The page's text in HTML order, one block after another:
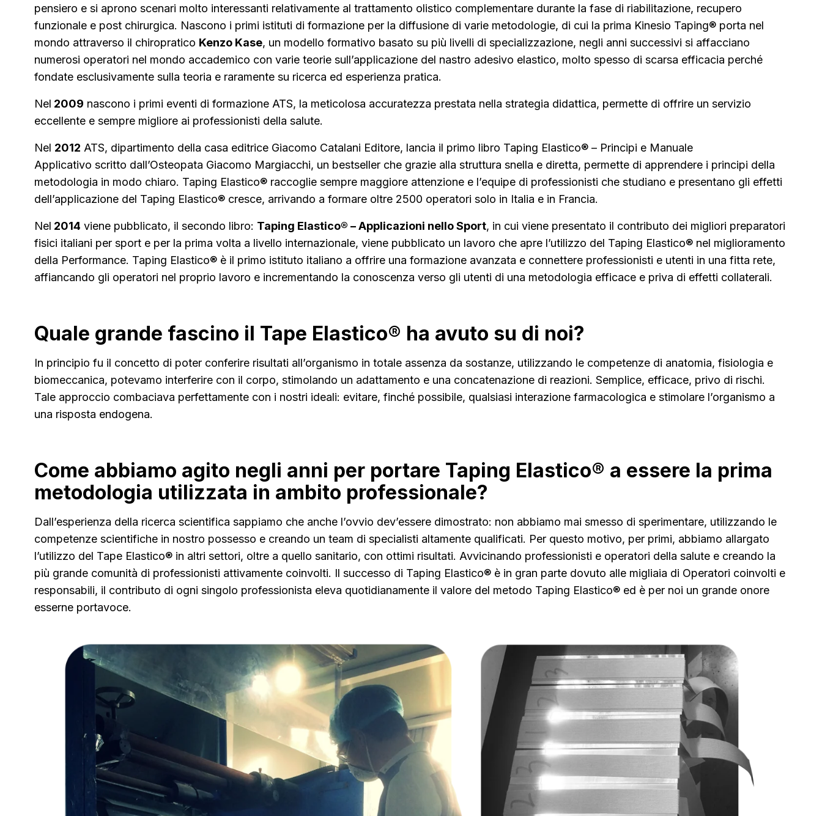
pensiero e si aprono scenari molto interessanti relativamente al trattamento olistico complementare durante la fase di riabilitazione, recupero
funzionale e post chirurgica. Nascono i primi istituti di formazione per la diffusione di varie metodologie, di cui la prima Kinesio Taping® porta nel
mondo attraverso il chiropratico Kenzo Kase, un modello formativo basato su più livelli di specializzazione, negli anni successivi si affacciano
numerosi operatori nel mondo accademico con varie teorie sull’applicazione del nastro adesivo elastico, molto spesso di scarsa efficacia perché
fondate esclusivamente sulla teoria e raramente su ricerca ed esperienza pratica.
Nel 2009 nascono i primi eventi di formazione ATS, la meticolosa accuratezza prestata nella strategia didattica, permette di offrire un servizio
eccellente e sempre migliore ai professionisti della salute.
Nel 2012 ATS, dipartimento della casa editrice Giacomo Catalani Editore, lancia il primo libro Taping Elastico® – Principi e Manuale
Applicativo scritto dall’Osteopata Giacomo Margiacchi, un bestseller che grazie alla struttura snella e diretta, permette di apprendere i principi della
metodologia in modo chiaro. Taping Elastico® raccoglie sempre maggiore attenzione e l’equipe di professionisti che studiano e presentano gli effetti
dell’applicazione del Taping Elastico® cresce, arrivando a formare oltre 2500 operatori solo in Italia e in Francia.
Nel 2014 viene pubblicato, il secondo libro: Taping Elastico® – Applicazioni nello Sport, in cui viene presentato il contributo dei migliori preparatori
fisici italiani per sport e per la prima volta a livello internazionale, viene pubblicato un lavoro che apre l’utilizzo del Taping Elastico® nel miglioramento
della Performance. Taping Elastico® è il primo istituto italiano a offrire una formazione avanzata e connettere professionisti e utenti in una fitta rete,
affiancando gli operatori nel proprio lavoro e incrementando la conoscenza verso gli utenti di una metodologia efficace e priva di effetti collaterali.
Quale grande fascino il Tape Elastico® ha avuto su di noi?
In principio fu il concetto di poter conferire risultati all’organismo in totale assenza da sostanze, utilizzando le competenze di anatomia, fisiologia e
biomeccanica, potevamo interferire con il corpo, stimolando un adattamento e una concatenazione di reazioni. Semplice, efficace, privo di rischi.
Tale approccio combaciava perfettamente con i nostri ideali: evitare, finché possibile, qualsiasi interazione farmacologica e stimolare l’organismo a
una risposta endogena.
Come abbiamo agito negli anni per portare Taping Elastico® a essere la prima
metodologia utilizzata in ambito professionale?
Dall’esperienza della ricerca scientifica sappiamo che anche l’ovvio dev’essere dimostrato: non abbiamo mai smesso di sperimentare, utilizzando le
competenze scientifiche in nostro possesso e creando un team di specialisti altamente qualificati. Per questo motivo, per primi, abbiamo allargato
l’utilizzo del Tape Elastico® in altri settori, oltre a quello sanitario, con ottimi risultati. Avvicinando professionisti e operatori della salute e creando la
più grande comunità di professionisti attivamente coinvolti. Il successo di Taping Elastico® è in gran parte dovuto alle migliaia di Operatori coinvolti e
responsabili, il contributo di ogni singolo professionista eleva quotidianamente il valore del metodo Taping Elastico® ed è per noi un grande onore
esserne portavoce.